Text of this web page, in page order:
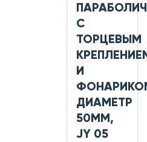
С
ТОРЦЕВЫМ
И
ДИАМЕТР
50ММ,
JY 05